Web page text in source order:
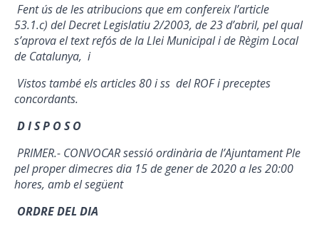
Fent ús de les atribucions que em confereix l’article
53.1.c) del Decret Legislatiu 2/2003, de 23 d’abril, pel qual
s’aprova el text refós de la Llei Municipal i de Règim Local
de Catalunya, i
Vistos tambéelsarticles80 i ss delROFipreceptes
concordants.
DISP OS O
PRIMER.- CONVOCARsessióordinària del’AjuntamentPle
pelproper dimecres dia 15 de gener de 2020 a les 20:00
hores, ambelsegüent
ORDRE DEL DIA